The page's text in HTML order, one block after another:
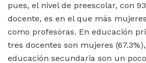
pues, el nivel de preescolar, con
docente, es en el que más
como profesoras. En educación
tres docentes son mujeres
educación secundaria son un